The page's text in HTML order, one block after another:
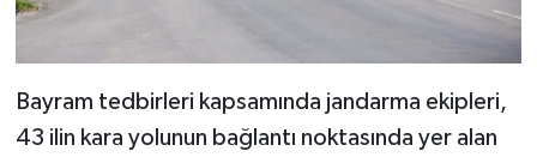
Bayram tedbirleri kapsamında jandarma ekipleri,
43 ilin kara yolunun bağlantı noktasında yer alan